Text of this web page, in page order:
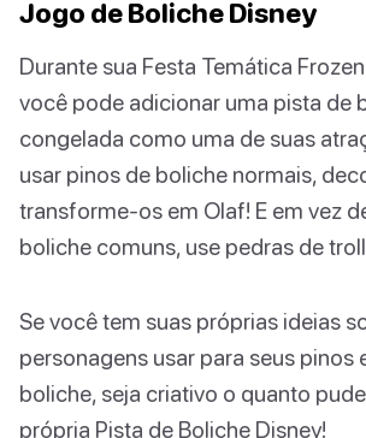
Jogo de Boliche Disney
Durante sua Festa Temática
você pode adicionar uma pista de
congelada como uma de suas
usar pinos de boliche normais,
transforme-os em Olaf! E em vez
boliche comuns, use pedras de
Se você tem suas próprias ideias
personagens usar para seus pinos
boliche, seja criativo o quanto
própria Pista de Boliche Disney!